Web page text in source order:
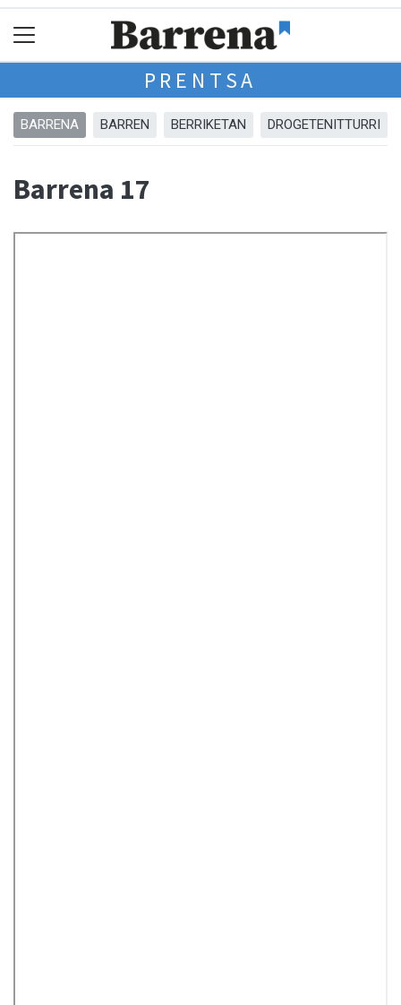
PRENTSA
BARRENA BARREN BERRIKETAN DROGETENITTURRI
Barrena 17